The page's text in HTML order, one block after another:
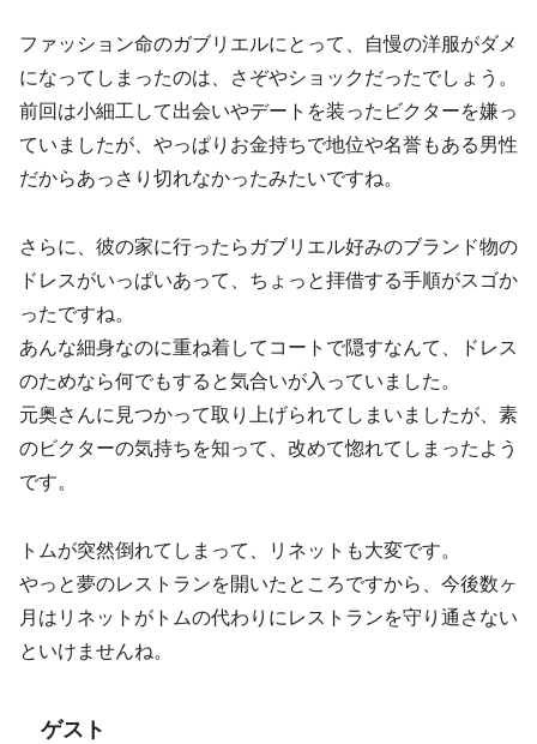
ファッション命のガブリエルにとって、自慢の洋服がダメ
になってしまったのは、さぞやショックだったでしょう。
前回は小細工して出会いやデートを装ったビクターを嫌っ
ていましたが、やっぱりお金持ちで地位や名誉もある男性
だからあっさり切れなかったみたいですね。
さらに、彼の家に行ったらガブリエル好みのブランド物の
ドレスがいっぱいあって、ちょっと拝借する手順がスゴか
ったですね。
あんな細身なのに重ね着してコートで隠すなんて、ドレス
のためなら何でもすると気合いが入っていました。
元奥さんに見つかって取り上げられてしまいましたが、素
のビクターの気持ちを知って、改めて惚れてしまったよう
です。
トムが突然倒れてしまって、リネットも大変です。
やっと夢のレストランを開いたところですから、今後数ヶ
月はリネットがトムの代わりにレストランを守り通さない
といけませんね。
ゲスト